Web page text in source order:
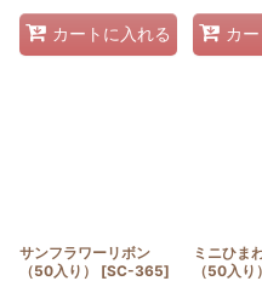
カートに入れる カ
サンフラワーリボン
（50入り）
[SC-365]
ミニひま
（50入り）